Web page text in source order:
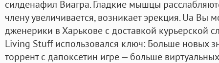
силденафил Виагра. Гладкие мышцы
члену увеличивается, возникает эрекция. Ua Вы
дженерики в Харькове с доставкой курьерской
Living Stuff использовался ключ: Больше новых
торрент с дапоксетин игре — больше